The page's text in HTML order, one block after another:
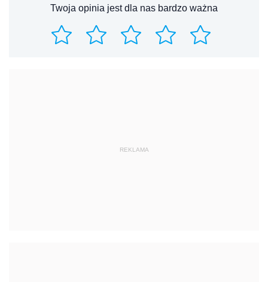
Twoja opinia jest dla nas bardzo ważna
REKLAMA